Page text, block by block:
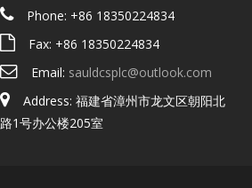
Phone: +86 18350224834
Fax: +86 18350224834
Email: sauldcsplc@outlook.com
Address: 福建省漳州市龙文区朝阳北
路1号办公楼205室